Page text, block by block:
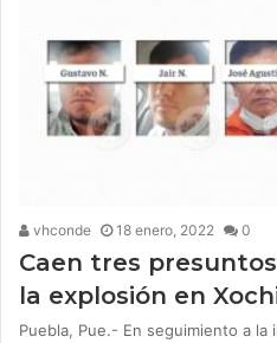
vhconde 18 enero, 2022 0
Caen tres
la explosión en
Puebla, Pue.- En seguimiento a